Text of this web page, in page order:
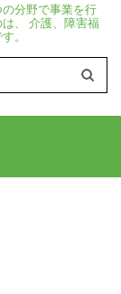
分野で事業を行
、 介護、障害福
。